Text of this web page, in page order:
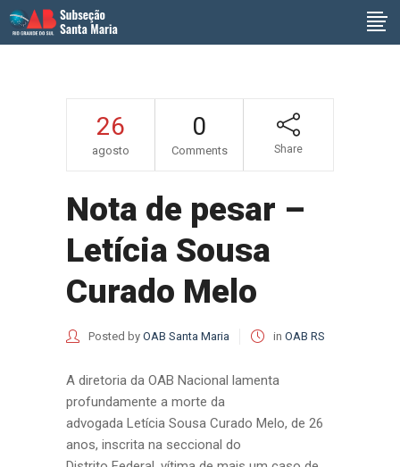
26
agosto
0
Comments Share
Nota de pesar –
Letícia Sousa
Curado Melo
Posted by OAB Santa Maria in OAB RS
A diretoria da OAB Nacional lamenta
profundamente a morte da
advogada Letícia Sousa Curado Melo, de 26
anos, inscrita na seccional do